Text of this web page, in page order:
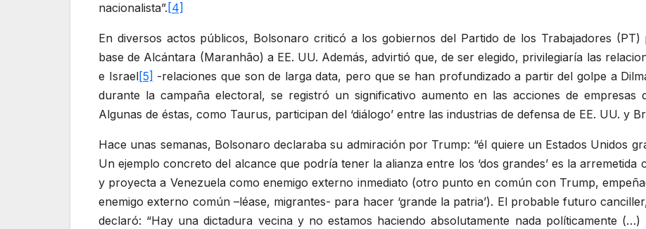
nacionalista”. [4]
En diversos actos públicos, Bolsonaro criticó a los gobiernos del Partido de los Trabajadores
base de Alcántara (Maranhão) a EE. UU. Además, advirtió que, de ser elegido, privilegiaría las
e Israel[5] -relaciones que son de larga data, pero que se han profundizado a partir del golpe a
durante la campaña electoral, se registró un significativo aumento en las acciones de empresas
Algunas de éstas, como Taurus, participan del ‘diálogo’ entre las industrias de defensa de EE. UU. y
Hace unas semanas, Bolsonaro declaraba su admiración por Trump: “él quiere un Estados Unidos
Un ejemplo concreto del alcance que podría tener la alianza entre los ‘dos grandes’ es la
y proyecta a Venezuela como enemigo externo inmediato (otro punto en común con Trump,
enemigo externo común –léase, migrantes- para hacer ‘grande la patria’). El probable futuro
declaró: “Hay una dictadura vecina y no estamos haciendo absolutamente nada políticamente